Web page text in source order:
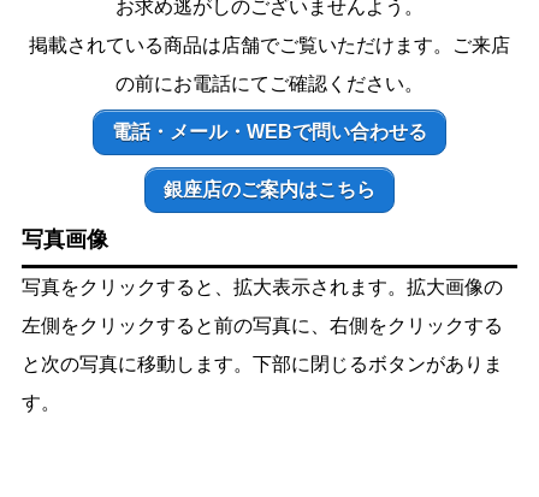
お求め逃がしのございませんよう。
掲載されている商品は店舗でご覧いただけます。ご来店
の前にお電話にてご確認ください。
電話・メール・WEBで問い合わせる
銀座店のご案内はこちら
写真画像
写真をクリックすると、拡大表示されます。拡大画像の
左側をクリックすると前の写真に、右側をクリックする
と次の写真に移動します。下部に閉じるボタンがありま
す。